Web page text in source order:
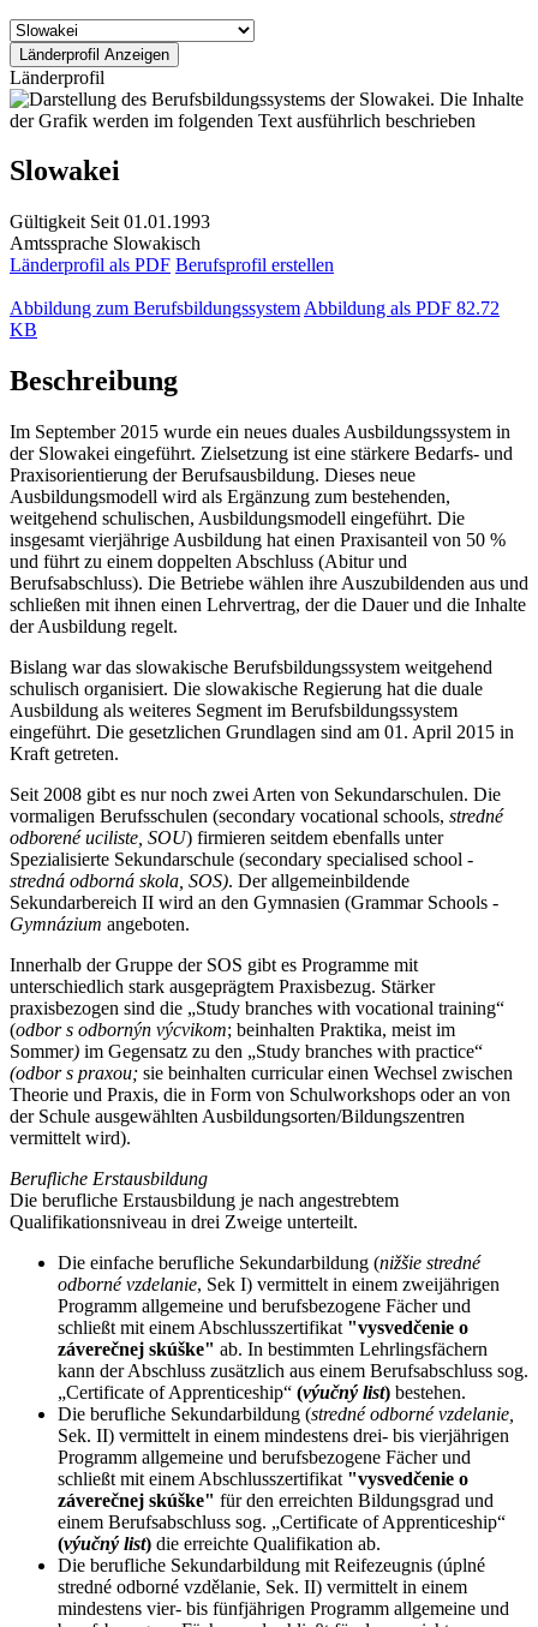
Länderprofil
Slowakei
Gültigkeit Seit 01.01.1993
Amtssprache Slowakisch
Länderprofil als PDF Berufsprofil erstellen
Abbildung zum Berufsbildungssystem Abbildung als PDF 82.72
KB
Beschreibung
Im September 2015 wurde ein neues duales Ausbildungssystem in
der Slowakei eingeführt. Zielsetzung ist eine stärkere Bedarfs- und
Praxisorientierung der Berufsausbildung. Dieses neue
Ausbildungsmodell wird als Ergänzung zum bestehenden,
weitgehend schulischen, Ausbildungsmodell eingeführt. Die
insgesamt vierjährige Ausbildung hat einen Praxisanteil von 50 %
und führt zu einem doppelten Abschluss (Abitur und
Berufsabschluss). Die Betriebe wählen ihre Auszubildenden aus und
schließen mit ihnen einen Lehrvertrag, der die Dauer und die Inhalte
der Ausbildung regelt.
Bislang war das slowakische Berufsbildungssystem weitgehend
schulisch organisiert. Die slowakische Regierung hat die duale
Ausbildung als weiteres Segment im Berufsbildungssystem
eingeführt. Die gesetzlichen Grundlagen sind am 01. April 2015 in
Kraft getreten.
Seit 2008 gibt es nur noch zwei Arten von Sekundarschulen. Die
vormaligen Berufsschulen (secondary vocational schools, stredné
odborené uciliste, SOU) firmieren seitdem ebenfalls unter
Spezialisierte Sekundarschule (secondary specialised school -
stredná odborná skola, SOS). Der allgemeinbildende
Sekundarbereich II wird an den Gymnasien (Grammar Schools -
Gymnázium angeboten.
Innerhalb der Gruppe der SOS gibt es Programme mit
unterschiedlich stark ausgeprägtem Praxisbezug. Stärker
praxisbezogen sind die „Study branches with vocational training“
(odbor s odbornýn výcvikom; beinhalten Praktika, meist im
Sommer) im Gegensatz zu den „Study branches with practice“
(odbor s praxou; sie beinhalten curricular einen Wechsel zwischen
Theorie und Praxis, die in Form von Schulworkshops oder an von
der Schule ausgewählten Ausbildungsorten/Bildungszentren
vermittelt wird).
Berufliche Erstausbildung
Die berufliche Erstausbildung je nach angestrebtem
Qualifikationsniveau in drei Zweige unterteilt.
Die einfache berufliche Sekundarbildung (nižšie stredné
odborné vzdelanie, Sek I) vermittelt in einem zweijährigen
Programm allgemeine und berufsbezogene Fächer und
schließt mit einem Abschlusszertifikat "vysvedčenie o
záverečnej skúške" ab. In bestimmten Lehrlingsfächern
kann der Abschluss zusätzlich aus einem Berufsabschluss sog.
„Certificate of Apprenticeship“ (výučný list) bestehen.
Die berufliche Sekundarbildung (stredné odborné vzdelanie,
Sek. II) vermittelt in einem mindestens drei- bis vierjährigen
Programm allgemeine und berufsbezogene Fächer und
schließt mit einem Abschlusszertifikat "vysvedčenie o
záverečnej skúške" für den erreichten Bildungsgrad und
einem Berufsabschluss sog. „Certificate of Apprenticeship“
(výučný list) die erreichte Qualifikation ab.
Die berufliche Sekundarbildung mit Reifezeugnis (úplné
stredné odborné vzdělanie, Sek. II) vermittelt in einem
mindestens vier- bis fünfjährigen Programm allgemeine und